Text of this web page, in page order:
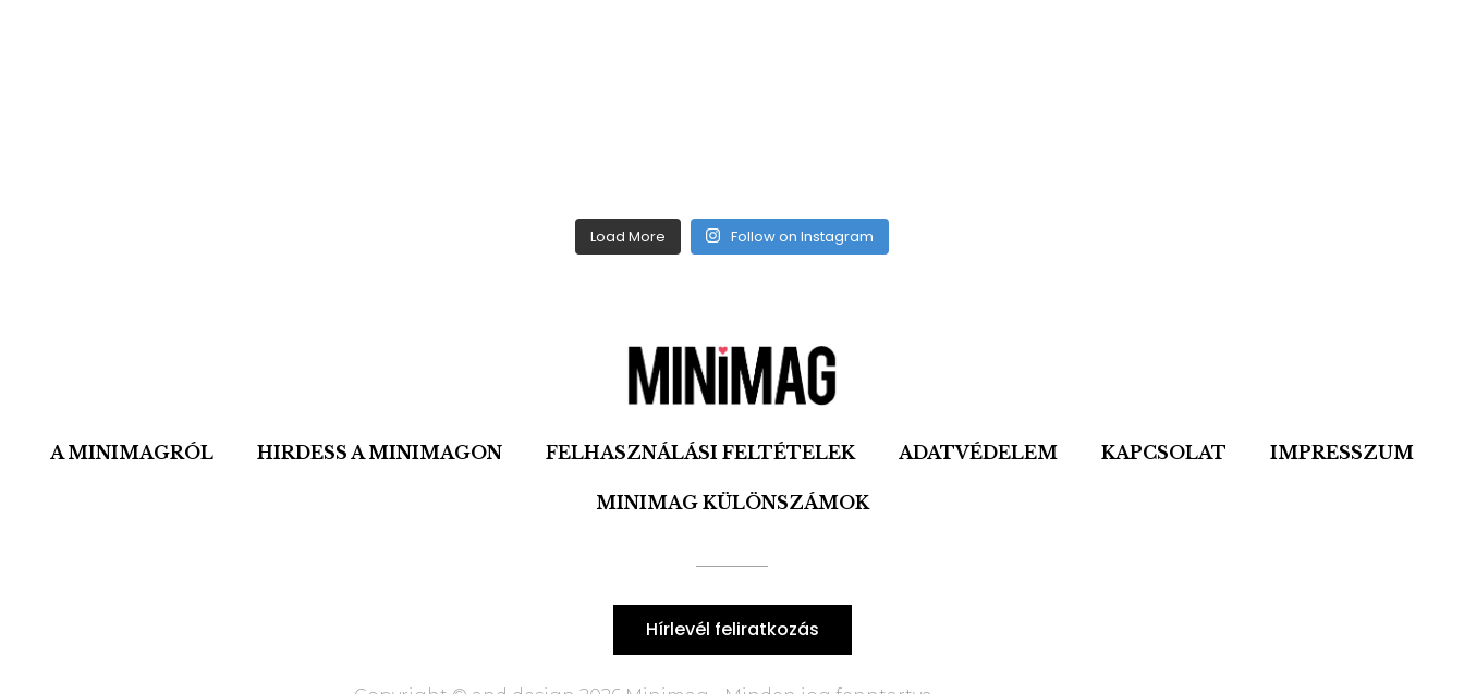
Load More Follow on Instagram
A MINIMAGRÓL HIRDESS A MINIMAGON FELHASZNÁLÁSI FELTÉTELEK ADATVÉDELEM KAPCSOLAT IMPRESSZUM
MINIMAG KÜLÖNSZÁMOK
Hírlevél feliratkozás